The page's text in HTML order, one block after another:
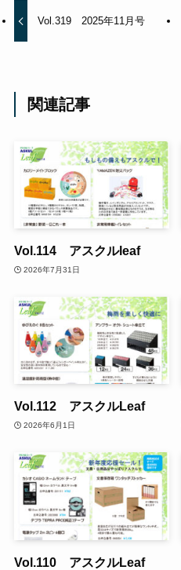
Vol.319 2025年11月号
関連記事
Vol.114 アスクルleaf
2026年7月31日
Vol.112 アスクルLeaf
2026年6月1日
Vol.110 アスクルLeaf